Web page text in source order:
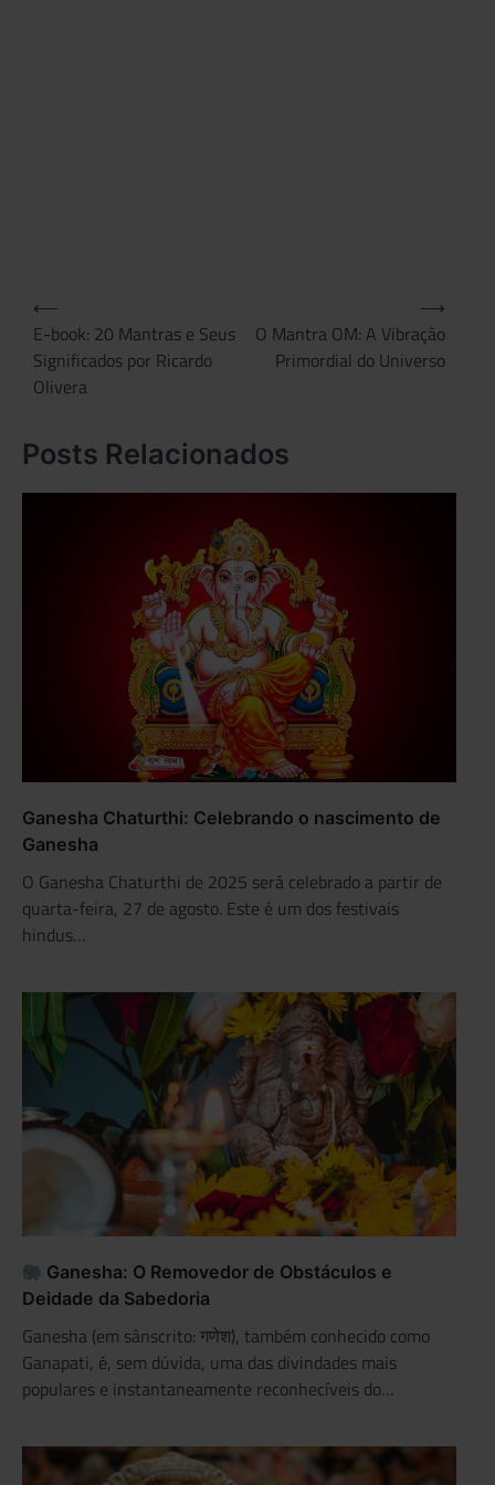
Navegação
de
Post
⟵
E-book: 20 Mantras e Seus
Significados por Ricardo
Olivera
O Mantra OM: A Vibração
Primordial do Universo
⟶
Posts Relacionados
Ganesha Chaturthi: Celebrando o nascimento de
Ganesha
O Ganesha Chaturthi de 2025 será celebrado a partir de
quarta-feira, 27 de agosto. Este é um dos festivais
hindus…
Ganesha: O Removedor de Obstáculos e
Deidade da Sabedoria
Ganesha (em sânscrito: गणेश), também conhecido como
Ganapati, é, sem dúvida, uma das divindades mais
populares e instantaneamente reconhecíveis do…